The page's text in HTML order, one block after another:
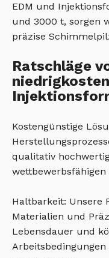
EDM und
und 3000 t, sorgen
präzise
Ratschläge
Kostengünstige
qualitativ
wettbewerbsfähigen
Haltbarkeit: Unsere
Materialien und
Lebensdauer und